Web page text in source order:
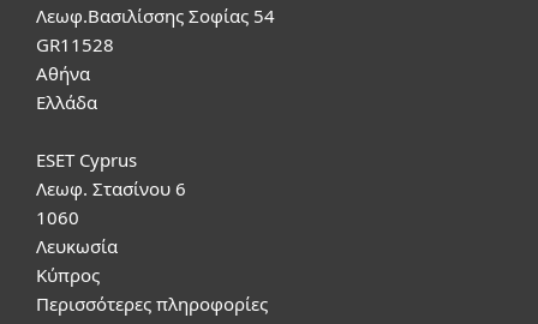
Λεωφ.Βασιλίσσης Σοφίας 54
GR11528
Αθήνα
Ελλάδα
ESET Cyprus
Λεωφ. Στασίνου 6
1060
Λευκωσία
Κύπρος
Περισσότερες πληροφορίες